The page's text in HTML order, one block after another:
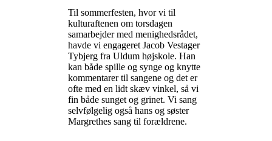
Til sommerfesten, hvor vi til
kulturaftenen om torsdagen
samarbejder med menighedsrådet,
havde vi engageret Jacob Vestager
Tybjerg fra Uldum højskole. Han
kan både spille og synge og knytte
kommentarer til sangene og det er
ofte med en lidt skæv vinkel, så vi
fin både sunget og grinet. Vi sang
selvfølgelig også hans og søster
Margrethes sang til forældrene.